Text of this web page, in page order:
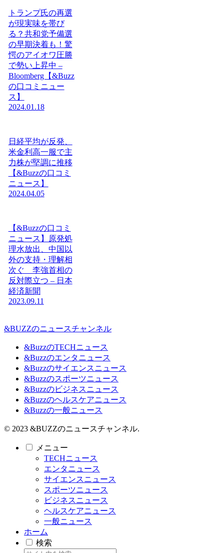
トランプ氏の再選
が現実味を帯び
る？共和党予備選
の早期決着も！驚
愕のアイオワ圧勝
で勢い上昇中 –
Bloomberg【&Buzz
の口コミニュー
ス】
2024.01.18
日経平均が反発、
米金利高一服で主
力株が堅調に推移
【&Buzzの口コミ
ニュース】
2024.04.05
【&Buzzの口コミ
ニュース】原発処
理水放出、中国以
外の支持・理解相
次ぐ 李強首相の
反対際立つ – 日本
経済新聞
2023.09.11
&BUZZのニュースチャンネル
&BuzzのTECHニュース
&Buzzのエンタニュース
&Buzzのサイエンスニュース
&Buzzのスポーツニュース
&Buzzのビジネスニュース
&Buzzのヘルスケアニュース
&Buzzの一般ニュース
© 2023 &BUZZのニュースチャンネル.
メニュー
TECHニュース
エンタニュース
サイエンスニュース
スポーツニュース
ビジネスニュース
ヘルスケアニュース
一般ニュース
ホーム
検索